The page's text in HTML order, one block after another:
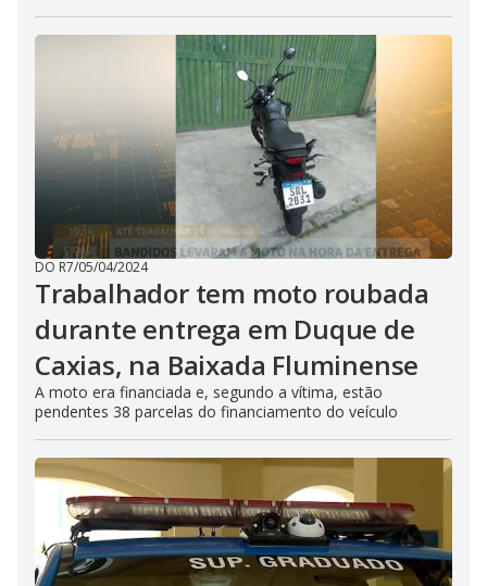
DO R7/05/04/2024
Trabalhador tem moto roubada
durante entrega em Duque de
Caxias, na Baixada Fluminense
A moto era financiada e, segundo a vítima, estão
pendentes 38 parcelas do financiamento do veículo